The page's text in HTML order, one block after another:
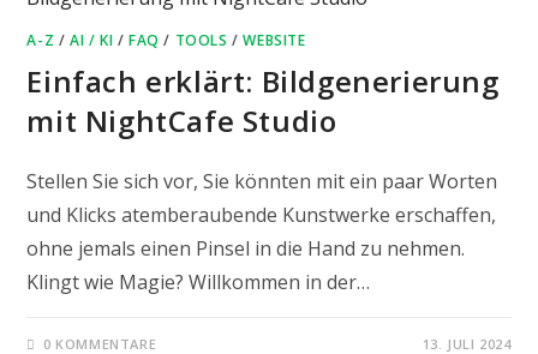
A-Z /AI / KI /FAQ / TOOLS /WEBSITE
Einfach erklärt: Bildgenerierung
mit NightCafe Studio
Stellen Sie sich vor, Sie könnten mit ein paar Worten
und Klicks atemberaubende Kunstwerke erschaffen,
ohne jemals einen Pinsel in die Hand zu nehmen.
Klingt wie Magie? Willkommen in der…
0 KOMMENTARE 13. JULI 2024